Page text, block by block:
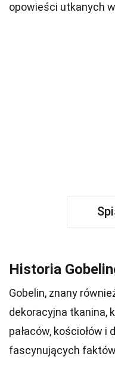
opowieści utkanych
Historia
Gobelin, znany
dekoracyjna tkanina,
pałaców, kościołów i
fascynujących